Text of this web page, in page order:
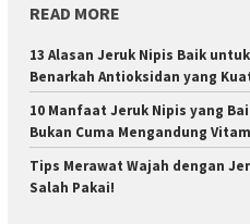
READ MORE
13 Alasan Jeruk Nipis Baik
Benarkah Antioksidan yang
10 Manfaat Jeruk Nipis yang
Bukan Cuma Mengandung
Tips Merawat Wajah dengan
Salah Pakai!